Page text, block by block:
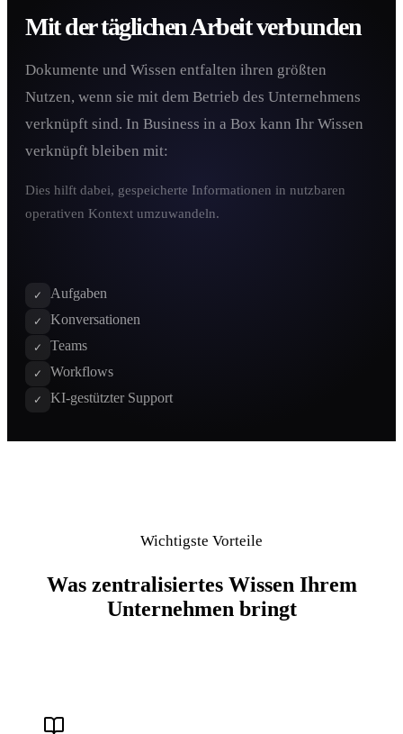
Mit der täglichen Arbeit verbunden
Dokumente und Wissen entfalten ihren größten
Nutzen, wenn sie mit dem Betrieb des Unternehmens
verknüpft sind. In Business in a Box kann Ihr Wissen
verknüpft bleiben mit:
Dies hilft dabei, gespeicherte Informationen in nutzbaren
operativen Kontext umzuwandeln.
✓ Aufgaben
✓ Konversationen
✓ Teams
✓ Workflows
✓ KI-gestützter Support
Wichtigste Vorteile
Was zentralisiertes Wissen Ihrem
Unternehmen bringt